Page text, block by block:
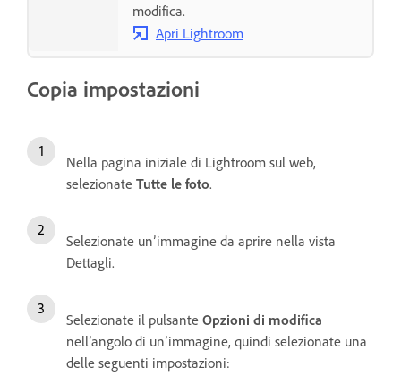
modifica.
Apri Lightroom
Copia impostazioni
Nella pagina iniziale di Lightroom sul web,
selezionate Tutte le foto.
Selezionate un’immagine da aprire nella vista
Dettagli.
Selezionate il pulsante Opzioni di modifica
nell’angolo di un’immagine, quindi selezionate una
delle seguenti impostazioni: